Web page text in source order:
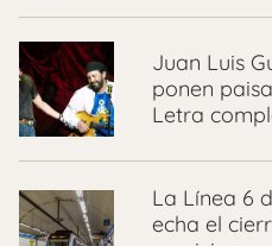
Juan Luis
ponen
Letra
La Línea 6
echa el